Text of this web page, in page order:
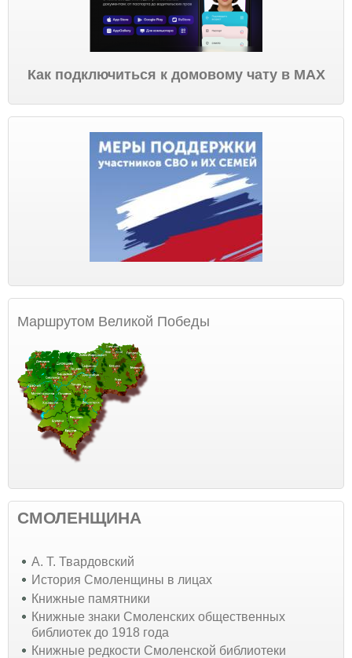
Как подключиться к домовому чату в МАХ
Маршрутом Великой Победы
СМОЛЕНЩИНА
А. Т. Твардовский
История Смоленщины в лицах
Книжные памятники
Книжные знаки Смоленских общественных
библиотек до 1918 года
Книжные редкости Смоленской библиотеки